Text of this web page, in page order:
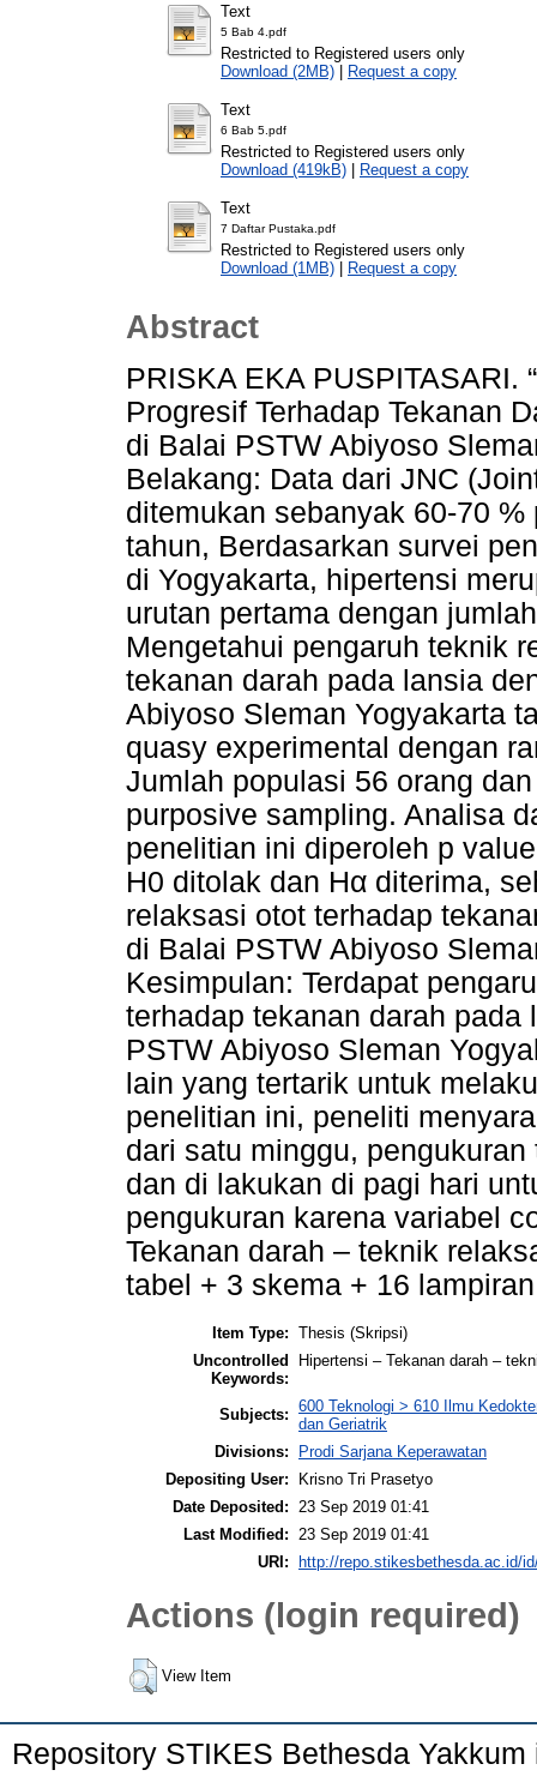
Text
5 Bab 4.pdf
Restricted to Registered users only
Download (2MB) | Request a copy
Text
6 Bab 5.pdf
Restricted to Registered users only
Download (419kB) | Request a copy
Text
7 Daftar Pustaka.pdf
Restricted to Registered users only
Download (1MB) | Request a copy
Abstract
PRISKA EKA PUSPITASARI.
Progresif Terhadap Tekanan
di Balai PSTW Abiyoso
Belakang: Data dari JNC
ditemukan sebanyak 60-70
tahun, Berdasarkan survei
di Yogyakarta, hipertensi
urutan pertama dengan
Mengetahui pengaruh teknik
tekanan darah pada lansia
Abiyoso Sleman Yogyakarta
quasy experimental dengan
Jumlah populasi 56 orang
purposive sampling. Analisa
penelitian ini diperoleh p
H0 ditolak dan Hα diterima,
relaksasi otot terhadap
di Balai PSTW Abiyoso
Kesimpulan: Terdapat
terhadap tekanan darah
PSTW Abiyoso Sleman
lain yang tertarik untuk
penelitian ini, peneliti
dari satu minggu,
dan di lakukan di pagi hari
pengukuran karena variabel
Tekanan darah – teknik
tabel + 3 skema + 16
Item Type: Thesis (Skripsi)
Uncontrolled
Keywords:
Hipertensi – Tekanan darah –
Subjects: 600 Teknologi > 610 Ilmu
dan Geriatrik
Divisions:
Prodi Sarjana Keperawatan
Depositing User:
Krisno Tri Prasetyo
Date Deposited:
23 Sep 2019 01:41
Last Modified:
23 Sep 2019 01:41
URI:
http://repo.stikesbethesda.ac.id/
Actions (login required)
View Item
Repository STIKES Bethesda